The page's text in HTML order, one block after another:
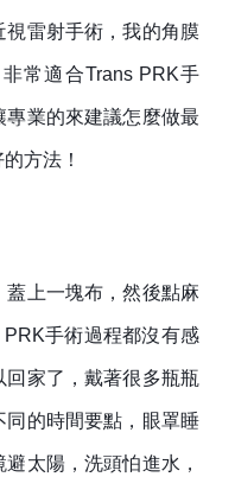
雷射手術，我的角膜
常適合Trans PRK手
業的來建議怎麼做最
方法！
上一塊布，然後點麻
手術過程都沒有感
家了，戴著很多瓶瓶
的時間要點，眼罩睡
太陽，洗頭怕進水，